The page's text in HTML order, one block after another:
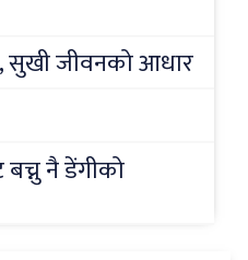
सुखी जीवनको आधार
नै डेंगीको